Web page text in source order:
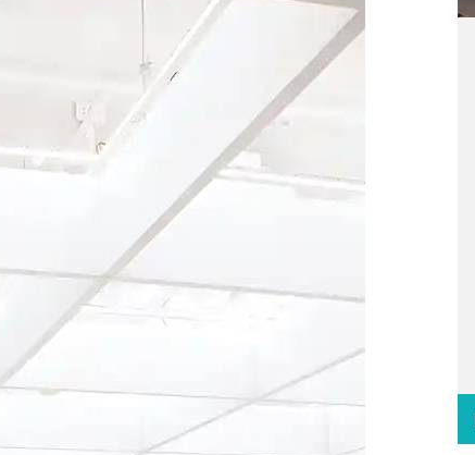
- Referencia Salarial
(2026) | Sueldos y Sindicatos